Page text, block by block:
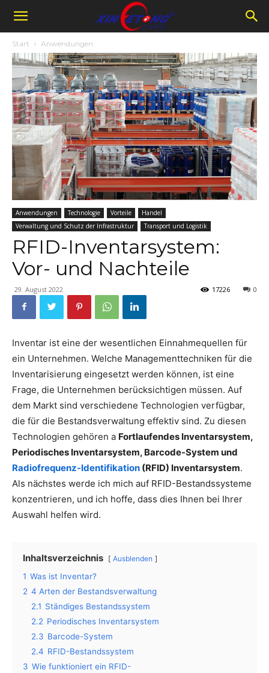
Start Anwendungen
Anwendungen Technologie Vorteile
Handel
Verwaltung und Schutz der Infrastruktur
Transport und Logistik
RFID-Inventarsystem:
Vor- und Nachteile
29. August 2022 0
17226
Inventar ist eine der wesentlichen Einnahmequellen für
ein Unternehmen. Welche Managementtechniken für die
Inventarisierung eingesetzt werden können, ist eine
Frage, die Unternehmen berücksichtigen müssen. Auf
dem Markt sind verschiedene Technologien verfügbar,
die für die Bestandsverwaltung effektiv sind. Zu diesen
Technologien gehören a Fortlaufendes Inventarsystem,
Periodisches Inventarsystem, Barcode-System und
Radiofrequenz-Identifikation (RFID) Inventarsystem.
Als nächstes werde ich mich auf RFID-Bestandssysteme
konzentrieren, und ich hoffe, dass dies Ihnen bei Ihrer
Auswahl helfen wird.
Inhaltsverzeichnis Ausblenden
1 Was ist Inventar?
2 4 Arten der Bestandsverwaltung
2.1 Ständiges Bestandssystem
2.2 Periodisches Inventarsystem
2.3 Barcode-System
2.4 RFID-Bestandssystem
3 Wie funktioniert ein RFID-